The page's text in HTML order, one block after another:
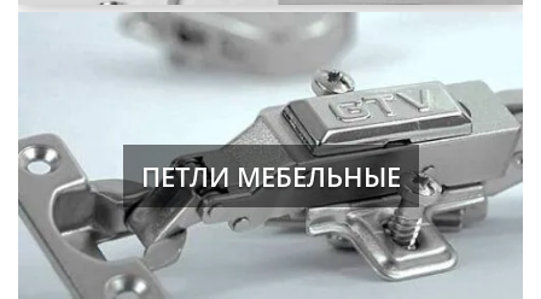
ПЕТЛИ МЕБЕЛЬНЫЕ